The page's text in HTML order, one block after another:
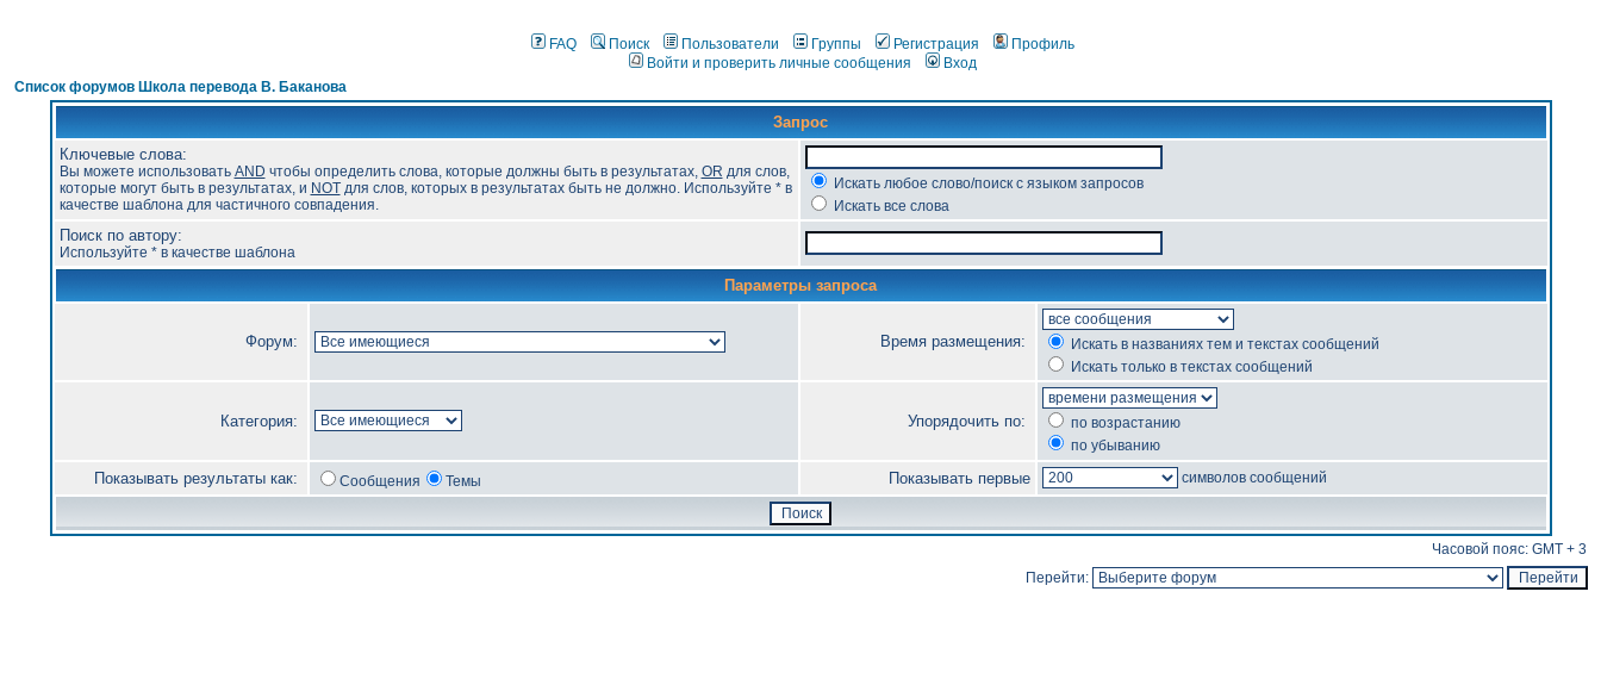
FAQ Поиск Пользователи Группы Регистрация
Профиль
Войти и проверить личные сообщения
Вход
Список форумов Школа перевода В. Баканова
Запрос
Ключевые слова:
Вы можете использовать AND чтобы определить слова, которые должны быть в результатах, OR для слов,
которые могут быть в результатах, и NOTдля слов, которых в результатах быть не должно. Используйте * в
качестве шаблона для частичного совпадения.
Искать любое слово/поиск с языком запросов
Искать все слова
Поиск по автору:
Используйте * в качестве шаблона
Параметры запроса
Форум: Время размещения:
Искать в названиях тем и текстах сообщений
Искать только в текстах сообщений
Категория: Упорядочить по:
по возрастанию
по убыванию
Показывать результаты как: Сообщения Темы Показывать первые символов сообщений
Часовой пояс: GMT + 3
Перейти: